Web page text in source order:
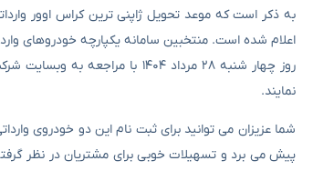
نمایند.
شما عزیزان می توانید برای ثبت نام این دو خودروی
پیش می برد و تسهیلات خوبی برای مشتریان در نظر